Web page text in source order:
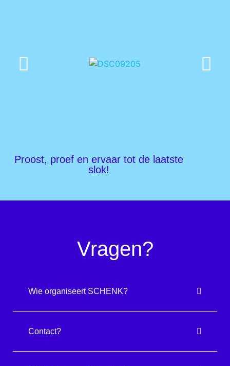
Proost, proef en ervaar tot de laatste
slok!
Vragen?
Wie organiseert SCHENK?
Contact?